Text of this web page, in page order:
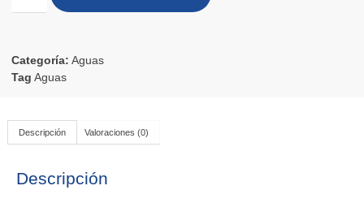
Categoría: Aguas
Tag Aguas
Descripción Valoraciones (0)
Descripción